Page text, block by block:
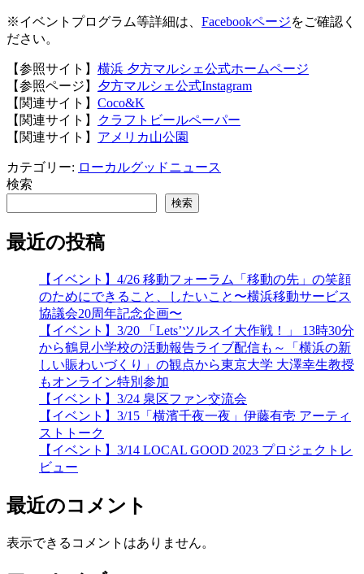
※イベントプログラム等詳細は、 Facebookページをご確認く
ださい。
【参照サイト】 横浜 夕方マルシェ公式ホームページ
【参照ページ】 夕方マルシェ公式Instagram
【関連サイト】 Coco&K
【関連サイト】
クラフトビールペーパー
【関連サイト】 アメリカ山公園
カテゴリー: ローカルグッドニュース
検索
検索
最近の投稿
【イベント】4/26 移動フォーラム「移動の先」の笑顔
のためにできること、したいこと〜横浜移動サービス
協議会20周年記念企画〜
【イベント】3/20 「Lets’ツルスイ大作戦！」 13時30分
から鶴見小学校の活動報告ライブ配信も～「横浜の新
しい賑わいづくり」の観点から東京大学 大澤幸生教授
もオンライン特別参加
【イベント】3/24 泉区ファン交流会
【イベント】3/15「横濱千夜一夜」伊藤有壱 アーティ
ストトーク
【イベント】3/14 LOCAL GOOD 2023 プロジェクトレ
ビュー
最近のコメント
表示できるコメントはありません。